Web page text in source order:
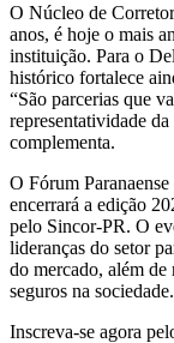
O Núcleo de
anos, é hoje o mais
instituição. Para o
histórico fortalece
“São parcerias que
representatividade
complementa.
O Fórum
encerrará a edição
pelo Sincor-PR. O
lideranças do setor
do mercado, além
seguros na sociedade.
Inscreva-se agora